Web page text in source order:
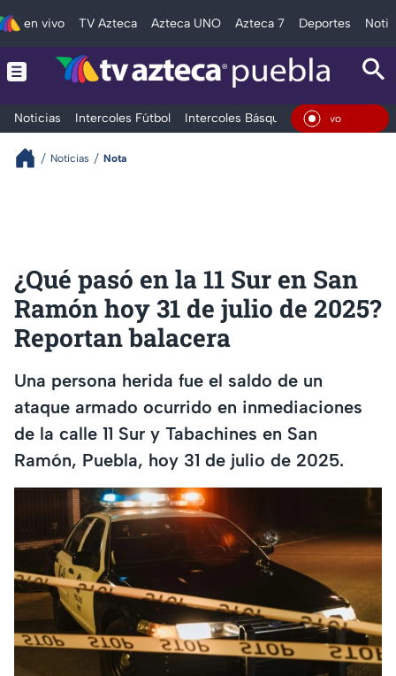
en vivo TV Azteca Azteca UNO Azteca 7 Deportes
Noticias Intercoles Fútbol Intercoles Básquetbol Deportes En
Noticias Nota
¿Qué pasó en la 11 Sur en San
Ramón hoy 31 de julio de 2025?
Reportan balacera
Una persona herida fue el saldo de un
ataque armado ocurrido en inmediaciones
de la calle 11 Sur y Tabachines en San
Ramón, Puebla, hoy 31 de julio de 2025.